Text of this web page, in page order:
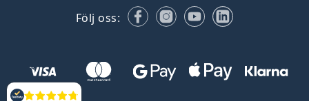
Följ oss: FacebookInstagram
YouTubeLinkedIn